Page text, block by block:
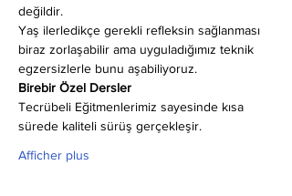
değildir.
Yaş ilerledikçe gerekli refleksin sağlanması
biraz zorlaşabilir ama uyguladığımız teknik
egzersizlerle bunu aşabiliyoruz.
Birebir Özel Dersler
Tecrübeli Eğitmenlerimiz sayesinde kısa
sürede kaliteli sürüş gerçekleşir.
Afficher plus